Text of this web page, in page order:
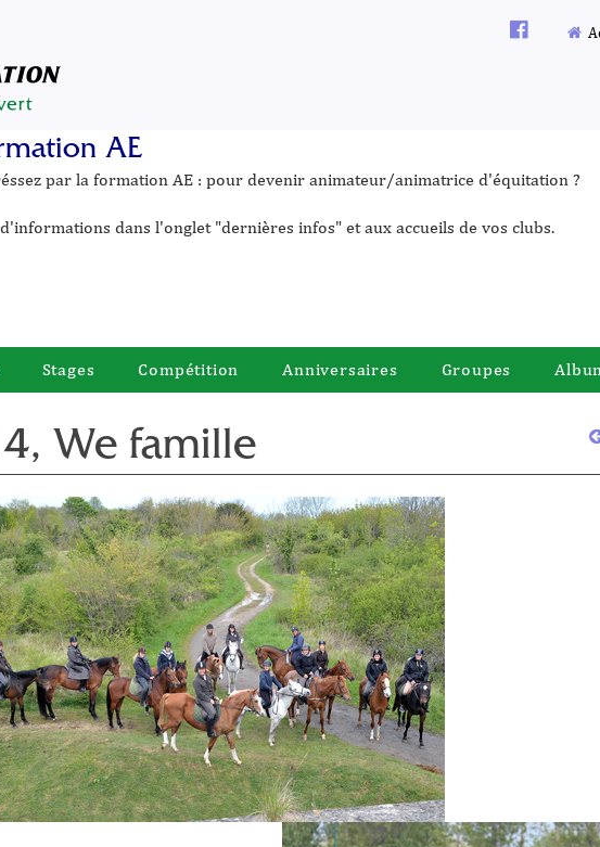
AE
par la formation AE : pour devenir animateur/animatrice d'équitation ?
dans l'onglet "dernières infos" et aux accueils de vos clubs.
Stages Compétition Anniversaires Groupes
We famille